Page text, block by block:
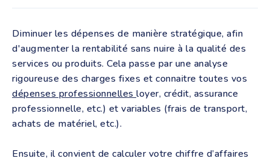
Diminuer les dépenses de manière stratégique, afin
d'augmenter la rentabilité sans nuire à la qualité des
services ou produits. Cela passe par une analyse
rigoureuse des charges fixes et connaitre toutes vos
dépenses professionnelles loyer, crédit, assurance
professionnelle, etc.) et variables (frais de transport,
achats de matériel, etc.).
Ensuite, il convient de calculer votre chiffre d’affaires